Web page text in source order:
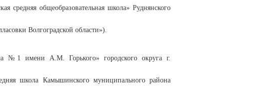
средняя общеобразовательная школа» Руднянского
Волгоградской области»).
№1 имени А.М. Горького» городского округа г.
школа Камышинского муниципального района